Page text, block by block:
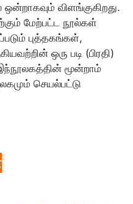
விளங்குகிறது.
மேற்பட்ட நூல்கள்
புத்தகங்கள்,
ஒரு படி (பிரதி)
மூன்றாம்
செயல்பட்டு